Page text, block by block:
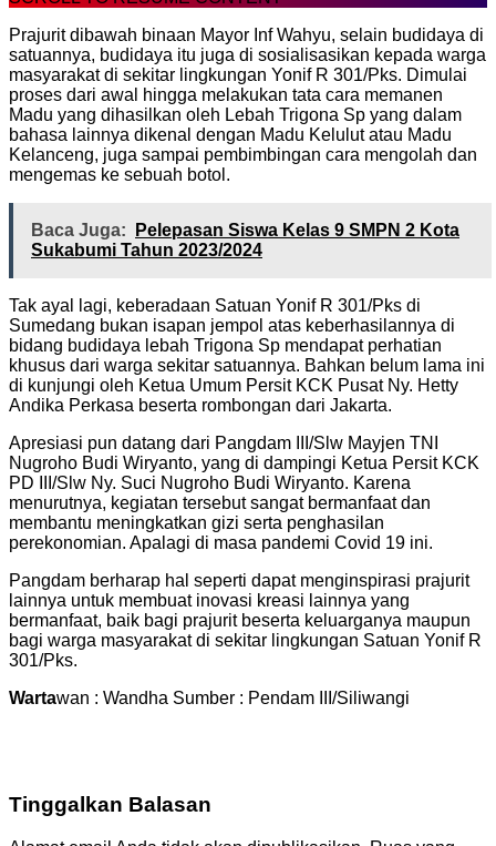
Prajurit dibawah binaan Mayor Inf Wahyu, selain budidaya di
satuannya, budidaya itu juga di sosialisasikan kepada warga
masyarakat di sekitar lingkungan Yonif R 301/Pks. Dimulai
proses dari awal hingga melakukan tata cara memanen
Madu yang dihasilkan oleh Lebah Trigona Sp yang dalam
bahasa lainnya dikenal dengan Madu Kelulut atau Madu
Kelanceng, juga sampai pembimbingan cara mengolah dan
mengemas ke sebuah botol.
Baca Juga:
Pelepasan Siswa Kelas 9 SMPN 2 Kota
Sukabumi Tahun 2023/2024
Tak ayal lagi, keberadaan Satuan Yonif R 301/Pks di
Sumedang bukan isapan jempol atas keberhasilannya di
bidang budidaya lebah Trigona Sp mendapat perhatian
khusus dari warga sekitar satuannya. Bahkan belum lama ini
di kunjungi oleh Ketua Umum Persit KCK Pusat Ny. Hetty
Andika Perkasa beserta rombongan dari Jakarta.
Apresiasi pun datang dari Pangdam III/Slw Mayjen TNI
Nugroho Budi Wiryanto, yang di dampingi Ketua Persit KCK
PD III/Slw Ny. Suci Nugroho Budi Wiryanto. Karena
menurutnya, kegiatan tersebut sangat bermanfaat dan
membantu meningkatkan gizi serta penghasilan
perekonomian. Apalagi di masa pandemi Covid 19 ini.
Pangdam berharap hal seperti dapat menginspirasi prajurit
lainnya untuk membuat inovasi kreasi lainnya yang
bermanfaat, baik bagi prajurit beserta keluarganya maupun
bagi warga masyarakat di sekitar lingkungan Satuan Yonif R
301/Pks.
Wartawan : Wandha Sumber : Pendam III/Siliwangi
Tinggalkan Balasan